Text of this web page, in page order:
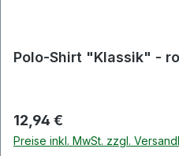
Polo-Shirt "Klassik" -
Regulärer Preis:
12,94 €
Preise inkl. MwSt. zzgl.